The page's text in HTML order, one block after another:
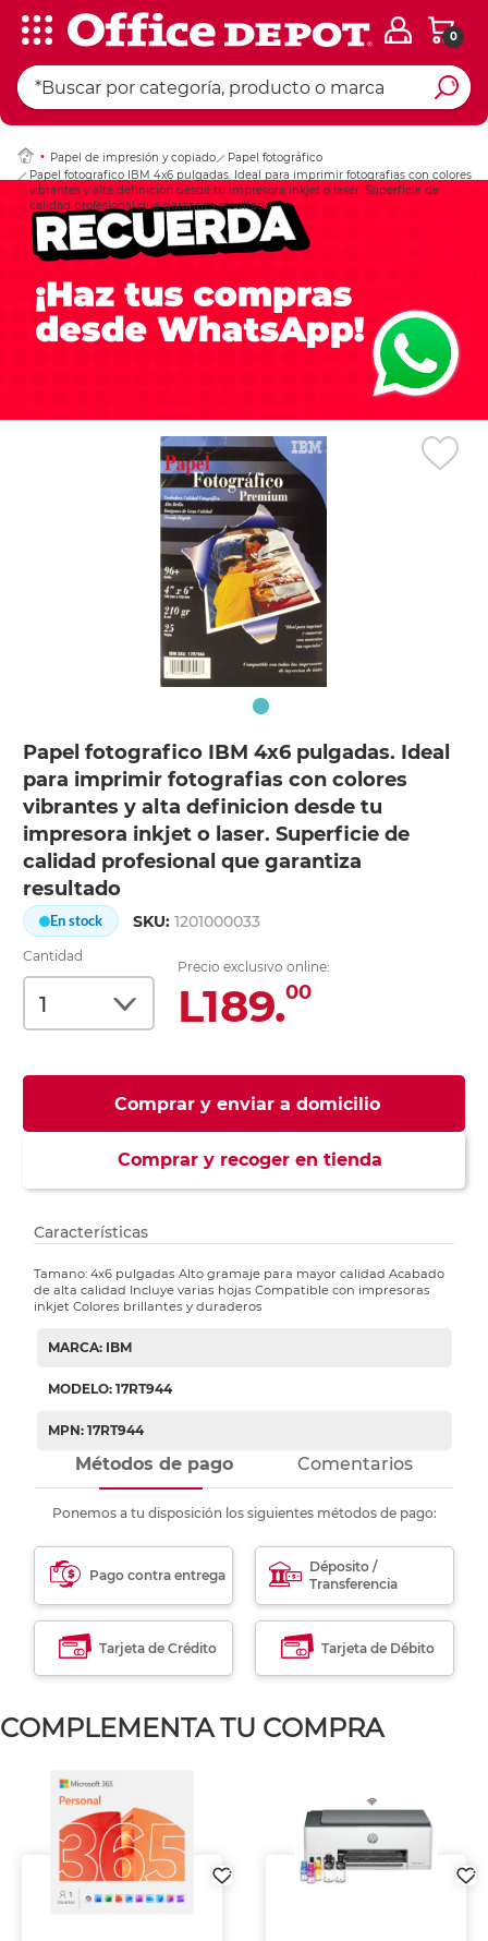
0
Papel de impresión y copiado
Papel fotográfico
Papel fotografico IBM 4x6 pulgadas. Ideal para imprimir fotografias con colores
vibrantes y alta definicion desde tu impresora inkjet o laser. Superficie de
calidad profesional que garantiza resultado
Papel fotografico IBM 4x6 pulgadas. Ideal
para imprimir fotografias con colores
vibrantes y alta definicion desde tu
impresora inkjet o laser. Superficie de
calidad profesional que garantiza
resultado
En stock SKU:1201000033
Cantidad
Precio exclusivo online:
L189.00
Comprar y enviar a domicilio
Comprar y recoger en tienda
Ingresar Codigo
Características
Tamano: 4x6 pulgadas Alto gramaje para mayor calidad Acabado
de alta calidad Incluye varias hojas Compatible con impresoras
inkjet Colores brillantes y duraderos
MARCA: IBM
MODELO: 17RT944
MPN: 17RT944
Métodos de pago Comentarios
Ponemos a tu disposición los siguientes métodos de pago:
Pago contra entrega
Déposito /
Transferencia
Tarjeta de Crédito Tarjeta de Débito
COMPLEMENTA TU COMPRA